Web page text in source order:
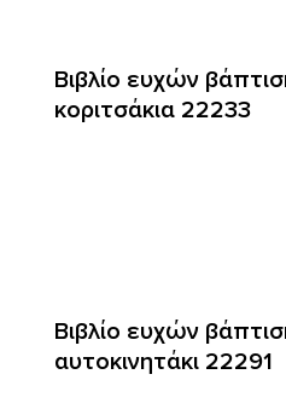
Βιβλίο ευχών
κοριτσάκια 22233
Βιβλίο ευχών
αυτοκινητάκι 22291